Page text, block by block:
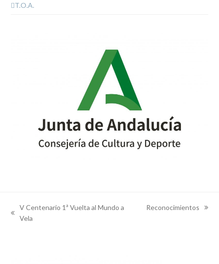
T.O.A.
previous
V Centenario 1ª Vuelta al Mundo a
Vela
next
Reconocimientos